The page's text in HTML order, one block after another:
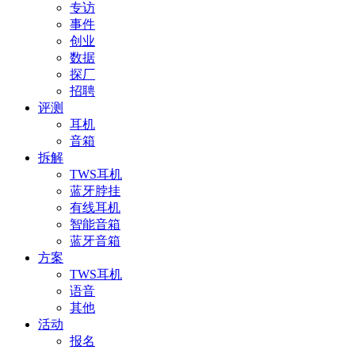
专访
事件
创业
数据
探厂
招聘
评测
耳机
音箱
拆解
TWS耳机
蓝牙脖挂
有线耳机
智能音箱
蓝牙音箱
方案
TWS耳机
语音
其他
活动
报名